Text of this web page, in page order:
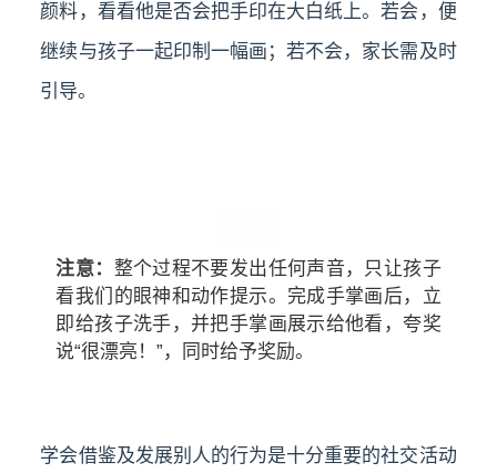
颜料，看看他是否会把手印在大白纸上。若会，便
继续与孩子一起印制一幅画；若不会，家长需及时
引导。
注意： 整个过程不要发出任何声音，只让孩子
看我们的眼神和动作提示。完成手掌画后，立
即给孩子洗手，并把手掌画展示给他看，夸奖
说“很漂亮！”，同时给予奖励。
学会借鉴及发展别人的行为是十分重要的社交活动